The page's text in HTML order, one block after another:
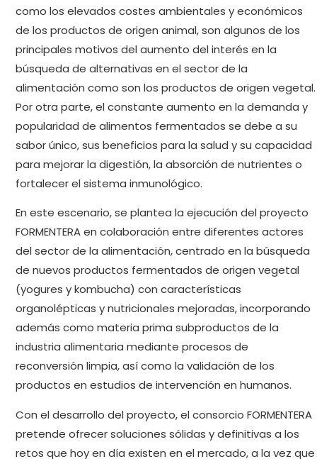
como los elevados costes ambientales y económicos
de los productos de origen animal, son algunos de los
principales motivos del aumento del interés en la
búsqueda de alternativas en el sector de la
alimentación como son los productos de origen vegetal.
Por otra parte, el constante aumento en la demanda y
popularidad de alimentos fermentados se debe a su
sabor único, sus beneficios para la salud y su capacidad
para mejorar la digestión, la absorción de nutrientes o
fortalecer el sistema inmunológico.
En este escenario, se plantea la ejecución del proyecto
FORMENTERA en colaboración entre diferentes actores
del sector de la alimentación, centrado en la búsqueda
de nuevos productos fermentados de origen vegetal
(yogures y kombucha) con características
organolépticas y nutricionales mejoradas, incorporando
además como materia prima subproductos de la
industria alimentaria mediante procesos de
reconversión limpia, así como la validación de los
productos en estudios de intervención en humanos.
Con el desarrollo del proyecto, el consorcio FORMENTERA
pretende ofrecer soluciones sólidas y definitivas a los
retos que hoy en día existen en el mercado, a la vez que